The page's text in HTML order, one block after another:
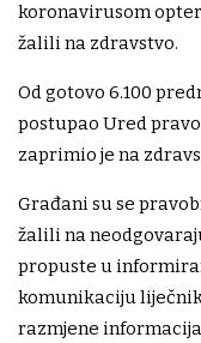
koronavirusom
žalili na zdravstvo.
Od gotovo 6.100
postupao Ured
zaprimio je na
Građani su se
žalili na
propuste u
komunikaciju
razmjene